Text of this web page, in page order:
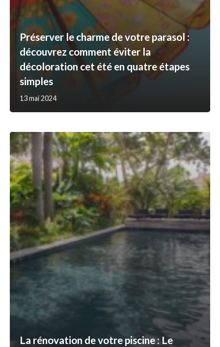
Préserver le charme de votre parasol :
découvrez comment éviter la
décoloration cet été en quatre étapes
simples
13 mai 2024
La rénovation de votre piscine : Le